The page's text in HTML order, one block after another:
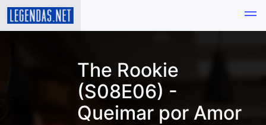
The Rookie
(S08E06) -
Queimar por Amor